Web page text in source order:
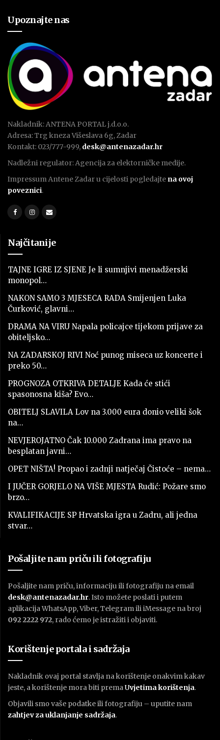
Upoznajte nas
Nakladnik: ANTENA PORTAL j.d.o.o.
Adresa: Trg kneza Višeslava 6g, Zadar
Kontakt: 023/777-999, desk@antenazadar.hr
Nadležni regulator: Agencija za elektorničke medije.
Impressum Antene Zadar u cijelosti pogledajte na ovoj
poveznici.
Najčitanije
TAJNE IGRE IZ SJENE Je li sumnjivi menadžerski
monopol…
NAKON SAMO 3 MJESECA RADA Smijenjen Luka
Čurković, glavni…
DRAMA NA VIRU Napala policajce tijekom prijave za
obiteljsko…
NA ZADARSKOJ RIVI Noć punog miseca uz koncerte i
preko 50…
PROGNOZA OTKRIVA DETALJE Kada će stići
spasonosna kiša? Evo…
OBITELJ SLAVILA Lov na 3.000 eura donio veliki šok
na…
NEVJEROJATNO Čak 10.000 Zadrana ima pravo na
besplatan javni…
OPET NIŠTA! Propao i zadnji natječaj Čistoće – nema…
I JUČER GORJELO NA VIŠE MJESTA Rudić: Požare smo
brzo…
KVALIFIKACIJE SP Hrvatska igra u Zadru, ali jedna
stvar…
Pošaljite nam priču ili fotografiju
Pošaljite nam priču, informaciju ili fotografiju na email
desk@antenazadar.hr. Isto možete poslati i putem
aplikacija WhatsApp, Viber, Telegram ili iMessage na broj
092 2222 972, rado ćemo je istražiti i objaviti.
Korištenje portala i sadržaja
Nakladnik ovaj portal stavlja na korištenje onakvim kakav
jeste, a korištenje mora biti prema Uvjetima korištenja.
Objavili smo vaše podatke ili fotografiju – uputite nam
zahtjev za uklanjanje sadržaja.